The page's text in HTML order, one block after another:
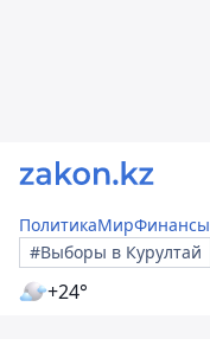
ПолитикаМирФинансы
#Выборы в Курултай
+24°